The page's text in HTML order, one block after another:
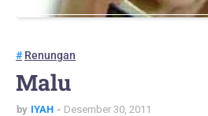
Renungan
Malu
by IYAH Desember 30, 2011